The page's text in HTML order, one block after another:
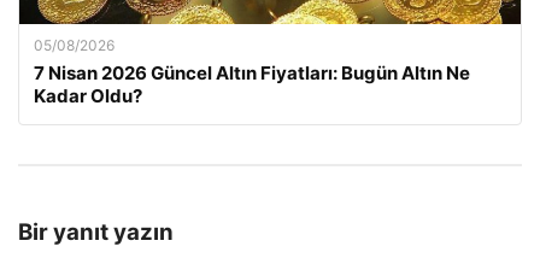
05/08/2026
7 Nisan 2026 Güncel Altın Fiyatları: Bugün Altın Ne
Kadar Oldu?
Bir yanıt yazın